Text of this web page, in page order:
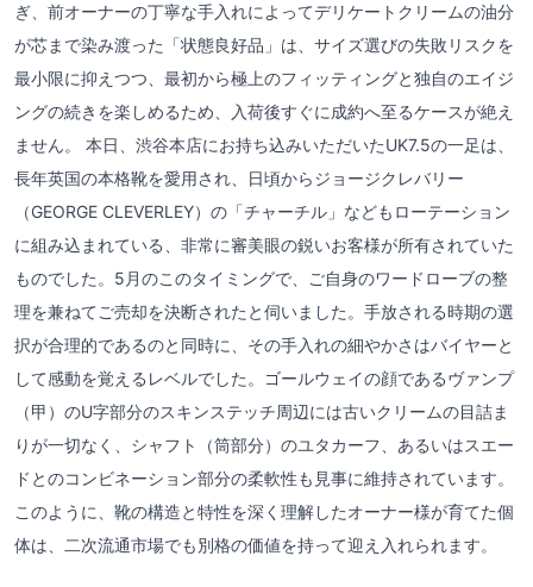
ぎ、前オーナーの丁寧な手入れによってデリケートクリームの油分
が芯まで染み渡った「状態良好品」は、サイズ選びの失敗リスクを
最小限に抑えつつ、最初から極上のフィッティングと独自のエイジ
ングの続きを楽しめるため、入荷後すぐに成約へ至るケースが絶え
ません。 本日、渋谷本店にお持ち込みいただいたUK7.5の一足は、
長年英国の本格靴を愛用され、日頃からジョージクレバリー
（GEORGE CLEVERLEY）の「チャーチル」などもローテーション
に組み込まれている、非常に審美眼の鋭いお客様が所有されていた
ものでした。5月のこのタイミングで、ご自身のワードローブの整
理を兼ねてご売却を決断されたと伺いました。手放される時期の選
択が合理的であるのと同時に、その手入れの細やかさはバイヤーと
して感動を覚えるレベルでした。ゴールウェイの顔であるヴァンプ
（甲）のU字部分のスキンステッチ周辺には古いクリームの目詰ま
りが一切なく、シャフト（筒部分）のユタカーフ、あるいはスエー
ドとのコンビネーション部分の柔軟性も見事に維持されています。
このように、靴の構造と特性を深く理解したオーナー様が育てた個
体は、二次流通市場でも別格の価値を持って迎え入れられます。